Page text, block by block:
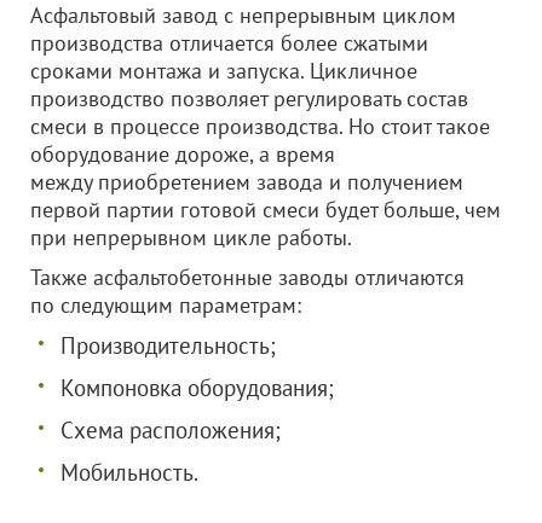
Асфальтовый завод с непрерывным циклом
производства отличается более сжатыми
сроками монтажа и запуска. Цикличное
производство позволяет регулировать состав
смеси в процессе производства. Но стоит такое
оборудование дороже, а время
между приобретением завода и получением
первой партии готовой смеси будет больше, чем
при непрерывном цикле работы.
Также асфальтобетонные заводы отличаются
по следующим параметрам:
Производительность;
Компоновка оборудования;
Схема расположения;
Мобильность.